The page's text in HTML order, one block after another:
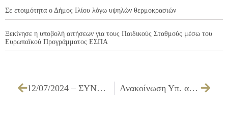
Σε ετοιμότητα ο Δήμος Ιλίου λόγω υψηλών θερμοκρασιών
Ξεκίνησε η υποβολή αιτήσεων για τους Παιδικούς Σταθμούς μέσω του
Ευρωπαϊκού Προγράμματος ΕΣΠΑ
12/07/2024 – ΣΥΝΤΗΡΗΣΗ-ΑΝΑΚΑΤΑΣΚΕΥΗ (ΜΙΚΡΩΝ ΤΜΗΜΑΤΩΝ) ΑΓΩΓΩΝ ΔΙΚΤΥΟΥ ΑΠΟΧΕΤΕΥΣΗΣ ΑΚΑΘΑΡΤΩΝ ΚΑΙ ΣΥΝΔΕΣΕΙΣ ΑΚΙΝΗΤΩΝ ΣΕ ΟΔΟΥΣ ΤΟΥ ΔΗΜΟΥ ΕΡΓ. Β1/24 Ανακοίνωση Υπ. αριθμ. 37284/21-06-24 για την πρόσληψη ενός (1) ατόμου ΔΕ Καλλιτεχνικών Επαγγελμάτων/ΔΕ Ηθοποιών